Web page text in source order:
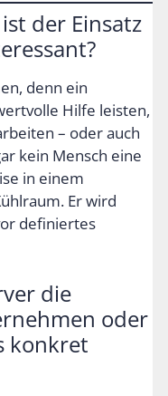
der Einsatz
denn ein
Hilfe leisten,
– oder auch
kein Mensch eine
in einem
Er wird
definiertes
die
oder
konkret